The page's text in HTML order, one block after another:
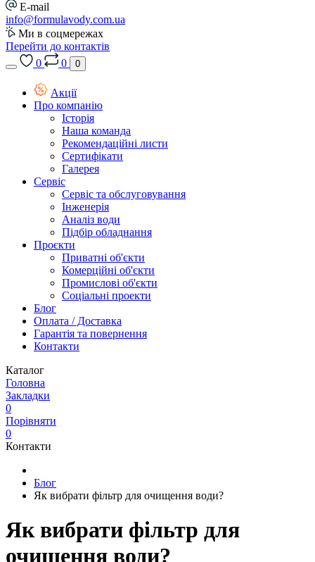
E-mail
info@formulavody.com.ua
Ми в соцмережах
Перейти до контактів
0
0 0
Акції
Про компанію
Історія
Наша команда
Рекомендаційні листи
Сертифікати
Галерея
Сервіс
Сервіс та обслуговування
Інженерія
Аналіз води
Підбір обладнання
Проєкти
Приватні об'єкти
Комерційні об'єкти
Промислові об'єкти
Соціальні проекти
Блог
Оплата / Доставка
Гарантія та повернення
Контакти
Каталог
Головна
Закладки
0
Порівняти
0
Контакти
Блог
Як вибрати фільтр для очищення води?
Як вибрати фільтр для
очищення води?